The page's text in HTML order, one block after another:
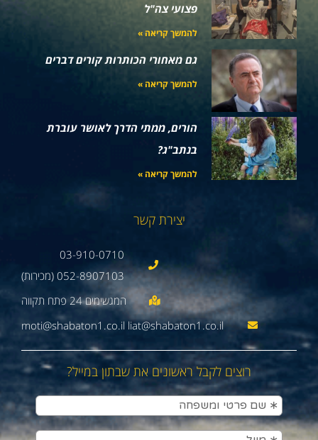
פצועי צה"ל
להמשך קריאה »
גם מאחורי הכותרות קורים דברים
להמשך קריאה »
הורים, ממתי הדרך לאושר עוברת
בנתב"ג?
להמשך קריאה »
יצירת קשר
03-910-0710
052-8907103 (מכירות)
moti@shabaton1.co.il liat@shabaton1.co.il
רוצים לקבל ראשונים את שבתון במייל?